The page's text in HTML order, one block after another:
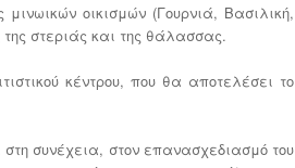
οικισμών (Γουρνιά, Βασιλική,
στεριάς και της θάλασσας.
κέντρου, που θα αποτελέσει το
συνέχεια, στον επανασχεδιασμό του